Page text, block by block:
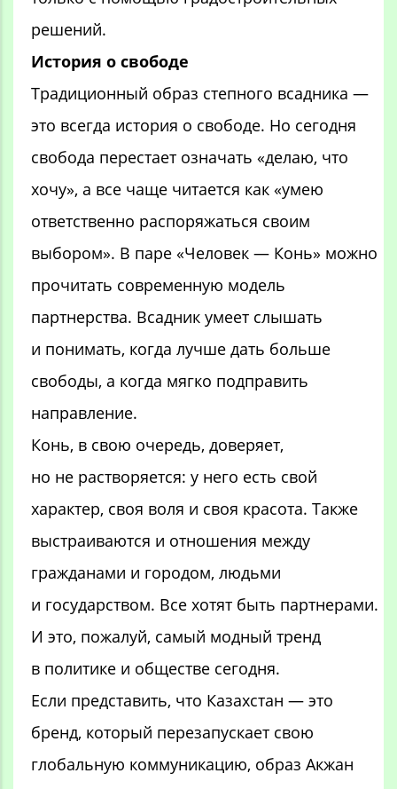
решений.
История о свободе
Традиционный образ степного всадника —
это всегда история о свободе. Но сегодня
свобода перестает означать «делаю, что
хочу», а все чаще читается как «умею
ответственно распоряжаться своим
выбором». В паре «Человек — Конь» можно
прочитать современную модель
партнерства. Всадник умеет слышать
и понимать, когда лучше дать больше
свободы, а когда мягко подправить
направление.
Конь, в свою очередь, доверяет,
но не растворяется: у него есть свой
характер, своя воля и своя красота. Также
выстраиваются и отношения между
гражданами и городом, людьми
и государством. Все хотят быть партнерами.
И это, пожалуй, самый модный тренд
в политике и обществе сегодня.
Если представить, что Казахстан — это
бренд, который перезапускает свою
глобальную коммуникацию, образ Акжан